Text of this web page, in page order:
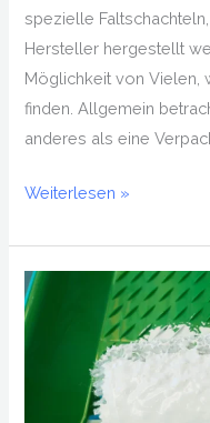
spezielle
Hersteller hergestellt
Möglichkeit von Vielen,
finden. Allgemein
anderes als eine
Weiterlesen »
Decken-
oder
Wandfarbe?
Dispersionsfarbe.